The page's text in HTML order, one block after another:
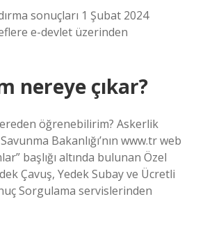
sonuçları 1 Şubat 2024
e-devlet üzerinden
nereye çıkar?
öğrenebilirim? Askerlik
Bakanlığı’nın www.tr web
başlığı altında bulunan Özel
Çavuş, Yedek Subay ve Ücretli
Sorgulama servislerinden